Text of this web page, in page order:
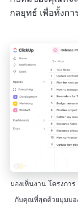
กลยุทธ์ เพื่อทั้งก
มองเห็นงาน โครงกา
กับคุณที่สุดด้วยมุมมอ